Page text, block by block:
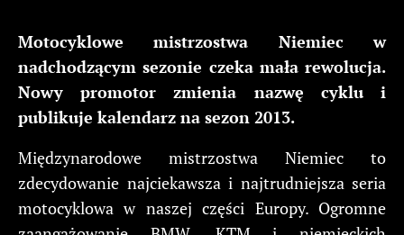
Motocyklowe mistrzostwa Niemiec w
nadchodzącym sezonie czeka mała rewolucja.
Nowy promotor zmienia nazwę cyklu i
publikuje kalendarz na sezon 2013.
Międzynarodowe mistrzostwa Niemiec to
zdecydowanie najciekawsza i najtrudniejsza seria
motocyklowa w naszej części Europy. Ogromne